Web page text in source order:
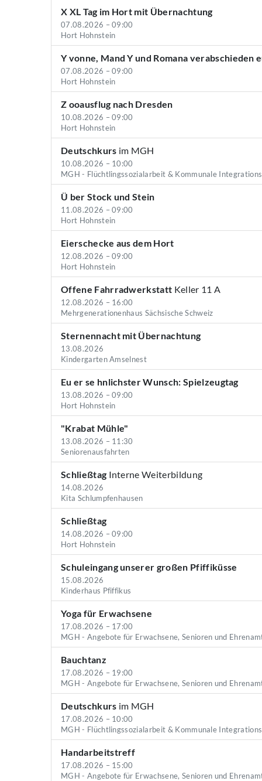
X XL Tag im Hort mit Übernachtung
07.08.2026 – 09:00
Hort Hohnstein
Y vonne, Mand Y und Romana verabschieden
07.08.2026 – 09:00
Hort Hohnstein
Z ooausflug nach Dresden
10.08.2026 – 09:00
Hort Hohnstein
Deutschkurs im MGH
10.08.2026 – 10:00
MGH - Flüchtlingssozialarbeit & Kommunale
Ü ber Stock und Stein
11.08.2026 – 09:00
Hort Hohnstein
Eierschecke aus dem Hort
12.08.2026 – 09:00
Hort Hohnstein
Offene Fahrradwerkstatt Keller 11 A
12.08.2026 – 16:00
Mehrgenerationenhaus Sächsische Schweiz
Sternennacht mit Übernachtung
13.08.2026
Kindergarten Amselnest
Eu er se hnlichster Wunsch: Spielzeugtag
13.08.2026 – 09:00
Hort Hohnstein
"Krabat Mühle"
13.08.2026 – 11:30
Seniorenausfahrten
Schließtag Interne Weiterbildung
14.08.2026
Kita Schlumpfenhausen
Schließtag
14.08.2026 – 09:00
Hort Hohnstein
Schuleingang unserer großen Pfiffiküsse
15.08.2026
Kinderhaus Pfiffikus
Yoga für Erwachsene
17.08.2026 – 17:00
MGH - Angebote für Erwachsene, Senioren und
Bauchtanz
17.08.2026 – 19:00
MGH - Angebote für Erwachsene, Senioren und
Deutschkurs im MGH
17.08.2026 – 10:00
MGH - Flüchtlingssozialarbeit & Kommunale
Handarbeitstreff
17.08.2026 – 15:00
MGH - Angebote für Erwachsene, Senioren und